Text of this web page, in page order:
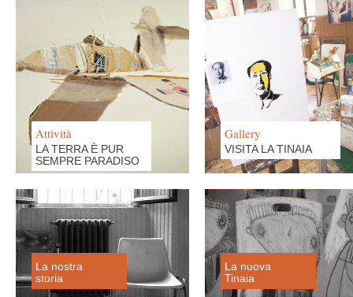
Attività
LA TERRA È PUR
SEMPRE PARADISO
Gallery
VISITA LA TINAIA
La nostra
storia
La nuova
Tinaia